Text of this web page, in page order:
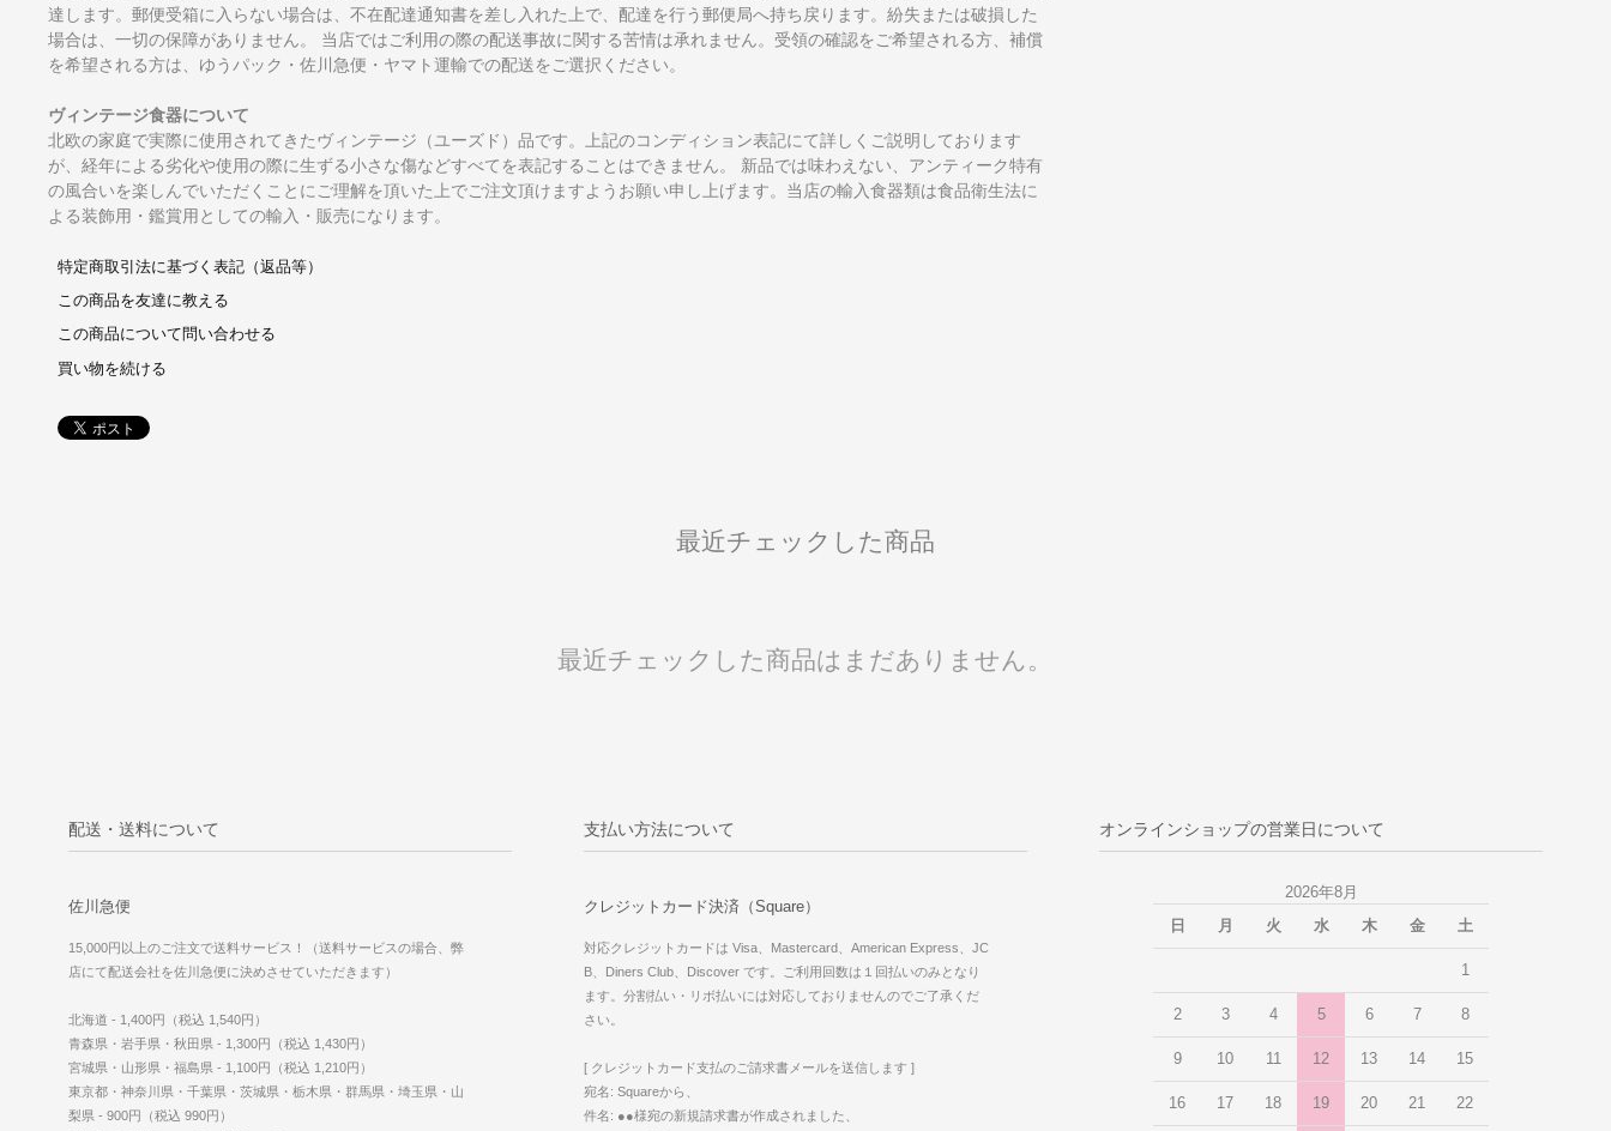
達します。郵便受箱に入らない場合は、不在配達通知書を差し入れた上で、配達を行う郵便局へ持ち戻ります。紛失または破損した
場合は、一切の保障がありません。 当店ではご利用の際の配送事故に関する苦情は承れません。受領の確認をご希望される方、補償
を希望される方は、ゆうパック・佐川急便・ヤマト運輸での配送をご選択ください。
ヴィンテージ食器について
北欧の家庭で実際に使用されてきたヴィンテージ（ユーズド）品です。上記のコンディション表記にて詳しくご説明しております
が、経年による劣化や使用の際に生ずる小さな傷などすべてを表記することはできません。 新品では味わえない、アンティーク特有
の風合いを楽しんでいただくことにご理解を頂いた上でご注文頂けますようお願い申し上げます。当店の輸入食器類は食品衛生法に
よる装飾用・鑑賞用としての輸入・販売になります。
特定商取引法に基づく表記（返品等）
この商品を友達に教える
この商品について問い合わせる
買い物を続ける
最近チェックした商品
最近チェックした商品はまだありません。
配送・送料について
佐川急便
15,000円以上のご注文で送料サービス！（送料サービスの場合、弊
店にて配送会社を佐川急便に決めさせていただきます）
北海道 - 1,400円（税込 1,540円）
青森県・岩手県・秋田県 - 1,300円（税込 1,430円）
宮城県・山形県・福島県 - 1,100円（税込 1,210円）
東京都・神奈川県・千葉県・茨城県・栃木県・群馬県・埼玉県・山
梨県 - 900円（税込 990円）
支払い方法について
クレジットカード決済（Square）
対応クレジットカードは Visa、Mastercard、American Express、JC
B、Diners Club、Discover です。ご利用回数は１回払いのみとなり
ます。分割払い・リボ払いには対応しておりませんのでご了承くだ
さい。
[ クレジットカード支払のご請求書メールを送信します ]
宛名: Squareから、
件名: ●●様宛の新規請求書が作成されました、
オンラインショップの営業日について
2026年8月
日
月 火 水 木 金 土
1
2 3 4 5 6 7 8
9 10 11 12 13 14 15
16 17 18 19 20 21 22